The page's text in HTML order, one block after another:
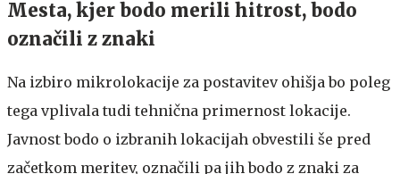
Mesta, kjer bodo merili hitrost, bodo
označili z znaki
Na izbiro mikrolokacije za postavitev ohišja bo poleg
tega vplivala tudi tehnična primernost lokacije.
Javnost bodo o izbranih lokacijah obvestili še pred
začetkom meritev, označili pa jih bodo z znaki za